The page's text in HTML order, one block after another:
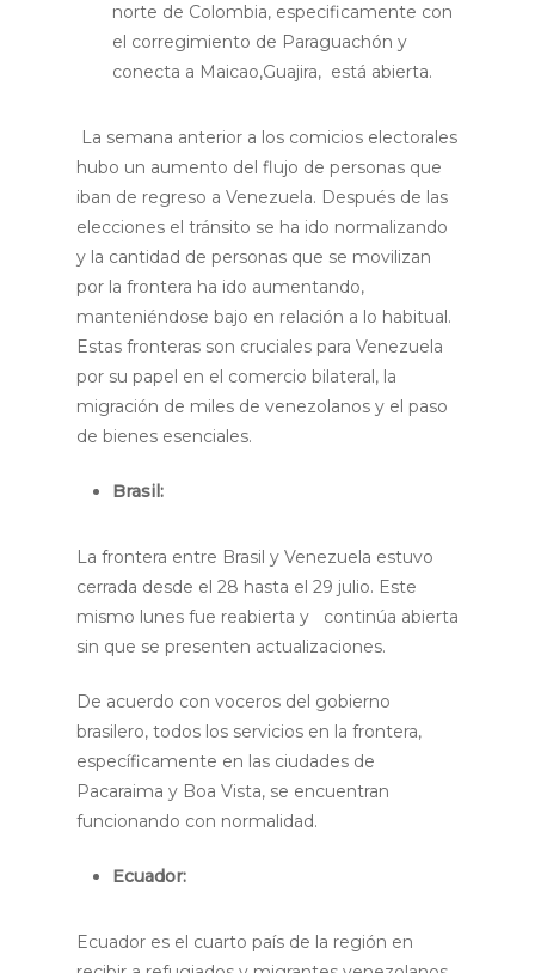
norte de Colombia, especificamente con
el corregimiento de Paraguachón y
conecta a Maicao,Guajira, está abierta.
La semana anterior a los comicios electorales
hubo un aumento del flujo de personas que
iban de regreso a Venezuela. Después de las
elecciones el tránsito se ha ido normalizando
y la cantidad de personas que se movilizan
por la frontera ha ido aumentando,
manteniéndose bajo en relación a lo habitual.
Estas fronteras son cruciales para Venezuela
por su papel en el comercio bilateral, la
migración de miles de venezolanos y el paso
de bienes esenciales.
Brasil:
La frontera entre Brasil y Venezuela estuvo
cerrada desde el 28 hasta el 29 julio. Este
mismo lunes fue reabierta y continúa abierta
sin que se presenten actualizaciones.
De acuerdo con voceros del gobierno
brasilero, todos los servicios en la frontera,
específicamente en las ciudades de
Pacaraima y Boa Vista, se encuentran
funcionando con normalidad.
Ecuador:
Ecuador es el cuarto país de la región en